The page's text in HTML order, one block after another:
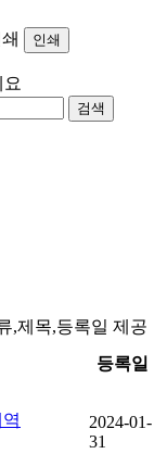
인쇄
요
검색
,제목,등록일 제공
등록일
2024-01-
31